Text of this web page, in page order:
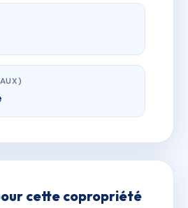
cette copropriété